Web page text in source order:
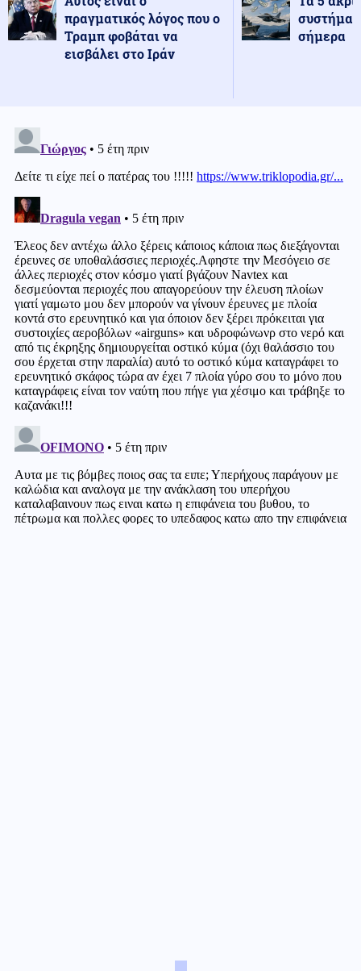
πραγματικός λόγος που ο
Τραμπ φοβάται να
εισβάλει στο Ιράν
σήμερα